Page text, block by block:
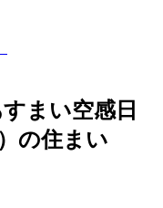
まい空感日
の住まい